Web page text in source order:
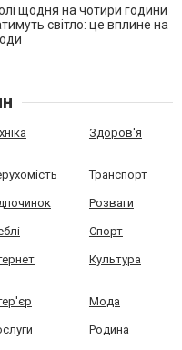
щодня на чотири години
світло: це вплине на
Здоров'я
Транспорт
Розваги
Спорт
Культура
Мода
Родина